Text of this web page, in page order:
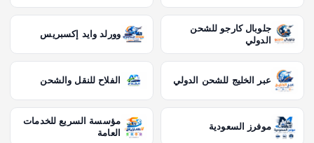
جلوبال كارجو للشحن
الدولي
وورلد وايد إكسبريس
عبر الخليج للشحن الدولي الفلاح للنقل والشحن
موفرز السعودية
مؤسسة السريع للخدمات
العامة